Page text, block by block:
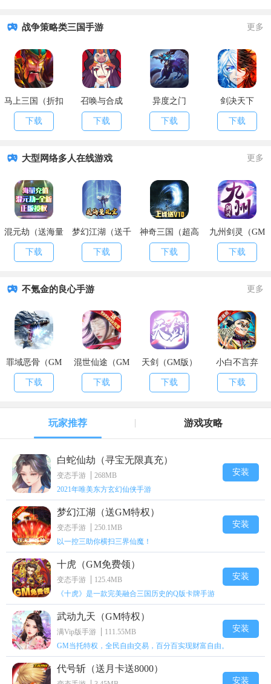
战争策略类三国手游 更多
马上三国（折扣
福利）
下载
召唤与合成
下载
异度之门
下载
剑决天下
下载
大型网络多人在线游戏 更多
混元劫（送海量
充值）
下载
梦幻江湖（送千
万元宝）
下载
神奇三国（超高
爆率）
下载
九州剑灵（GM
版）
下载
不氪金的良心手游 更多
罪域恶骨（GM
版）
下载
混世仙途（GM
版）
下载
天剑（GM版）
下载
小白不言弃
（GM版）
下载
玩家推荐 游戏攻略
白蛇仙劫（寻宝无限真充）
变态手游
268MB
2021年唯美东方玄幻仙侠手游
安装
梦幻江湖（送GM特权）
变态手游
250.1MB
以一控三助你横扫三界仙魔！
安装
十虎（GM免费领）
变态手游
125.4MB
《十虎》是一款完美融合三国历史的Q版卡牌手游
安装
武动九天（GM特权）
满Vip版手游
111.55MB
GM当托特权，全民自由交易，百分百实现财富自由。
安装
代号斩（送月卡送8000）
安装